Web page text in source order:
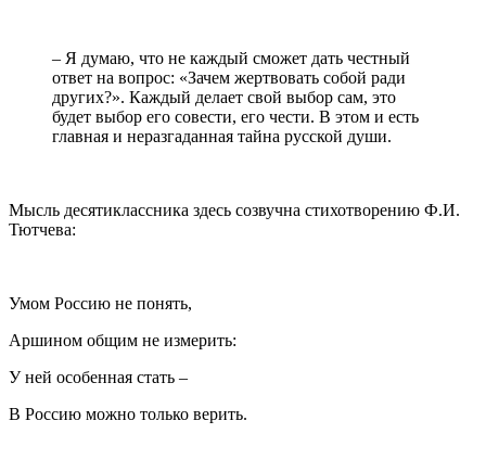
– Я думаю, что не каждый сможет дать честный
ответ на вопрос: «Зачем жертвовать собой ради
других?». Каждый делает свой выбор сам, это
будет выбор его совести, его чести. В этом и есть
главная и неразгаданная тайна русской души.
Мысль десятиклассника здесь созвучна стихотворению Ф.И.
Тютчева:
Умом Россию не понять,
Аршином общим не измерить:
У ней особенная стать –
В Россию можно только верить.